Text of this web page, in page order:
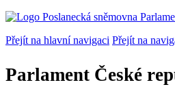
Přejít na hlavní navigaci Přejít na
Parlament České